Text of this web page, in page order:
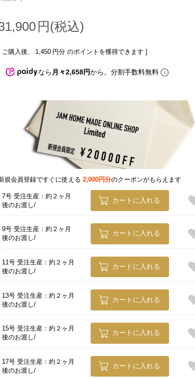
ご購入後、 1,450 円分 のポイントを獲得できます ]
なら 月々2,658円から。分割手数料無料
規会員登録ですぐに使える 2,000円分のクーポンがもらえます
7号 受注生産：約２ヶ月
後のお渡し
カートに入れる
9号 受注生産：約２ヶ月
後のお渡し
カートに入れる
11号 受注生産：約２ヶ月
後のお渡し
カートに入れる
13号 受注生産：約２ヶ月
後のお渡し
カートに入れる
15号 受注生産：約２ヶ月
後のお渡し
カートに入れる
17号 受注生産：約２ヶ月
後のお渡し
カートに入れる